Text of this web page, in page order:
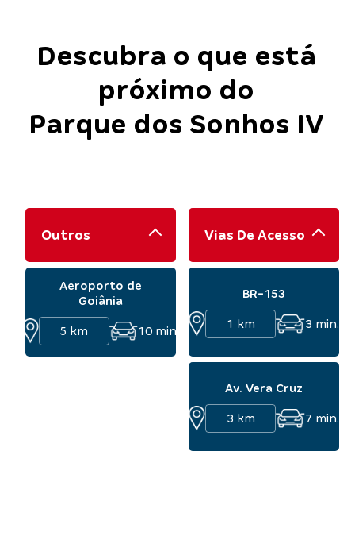
Descubra o que está
próximo do
Parque dos Sonhos IV
Outros
Aeroporto de
Goiânia
5 km 10 min.
Vias De Acesso
BR-153
1 km 3 min.
Av. Vera Cruz
3 km 7 min.